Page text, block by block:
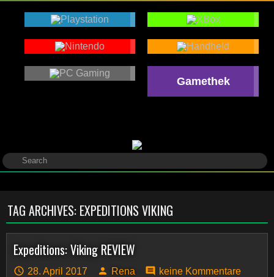
Gamethek
TAG ARCHIVES: EXPEDITIONS VIKING
Expeditions: Viking REVIEW
28. April 2017 Rena keine Kommentare